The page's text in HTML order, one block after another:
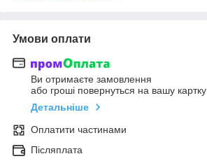
Умови оплати
Ви отримаєте замовлення
або гроші повернуться на вашу картку
Детальніше
Оплатити частинами
Післяплата